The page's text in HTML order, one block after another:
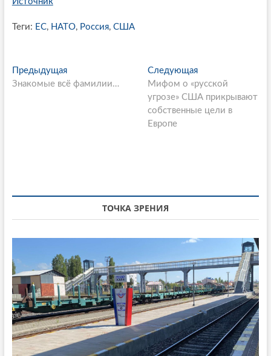
Теги: ЕС, НАТО, Россия, США
P
o
v
t
i
o
n
ПредыдущаяП
р
ь
я
:
Знакомые всё фамилии…
Следующая
л
е
д
я
:
Мифом о «русской
угрозе» США прикрывают
собственные цели в
Европе
ТОЧКА ЗРЕНИЯ